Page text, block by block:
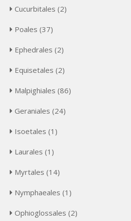
Cucurbitales (2)
Poales (37)
Ephedrales (2)
Equisetales (2)
Malpighiales (86)
Geraniales (24)
Isoetales (1)
Laurales (1)
Myrtales (14)
Nymphaeales (1)
Ophioglossales (2)